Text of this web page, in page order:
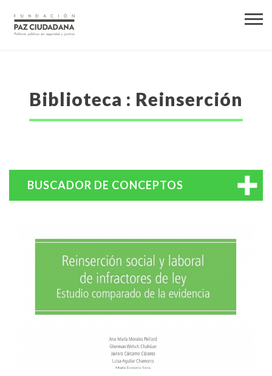
Biblioteca : Reinserción
BUSCADOR DE CONCEPTOS